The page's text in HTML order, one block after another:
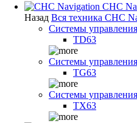
CHC
Назад Вся техника CHC
Системы
TD63
Системы
TG63
Системы
TX63